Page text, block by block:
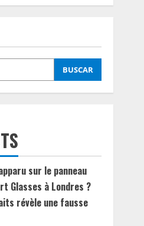
BUSCAR
sur le panneau
Glasses à Londres ?
révèle une fausse